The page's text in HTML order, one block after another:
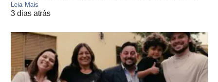
Leia Mais
3 dias atrás